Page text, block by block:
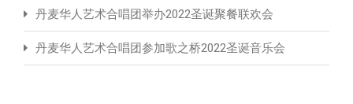
丹麦华人艺术合唱团举办2022圣诞聚餐联欢会
丹麦华人艺术合唱团参加歌之桥2022圣诞音乐会